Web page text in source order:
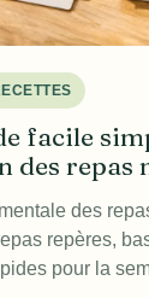
facile
des repas
des
repères,
pour la